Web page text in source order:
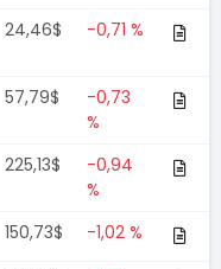
24,46$ -0,71 %
57,79$
-0,73
%
225,13$
-0,94
%
150,73$ -1,02 %